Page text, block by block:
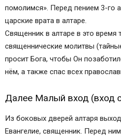
помолимся». Перед пением 3-го
царские врата в алтаре.
Священник в алтаре в это время
священнические молитвы
просит Бога, чтобы Он
нём, а также спас всех
Далее Малый вход (вход
Из боковых дверей алтаря
Евангелие, священник. Перед